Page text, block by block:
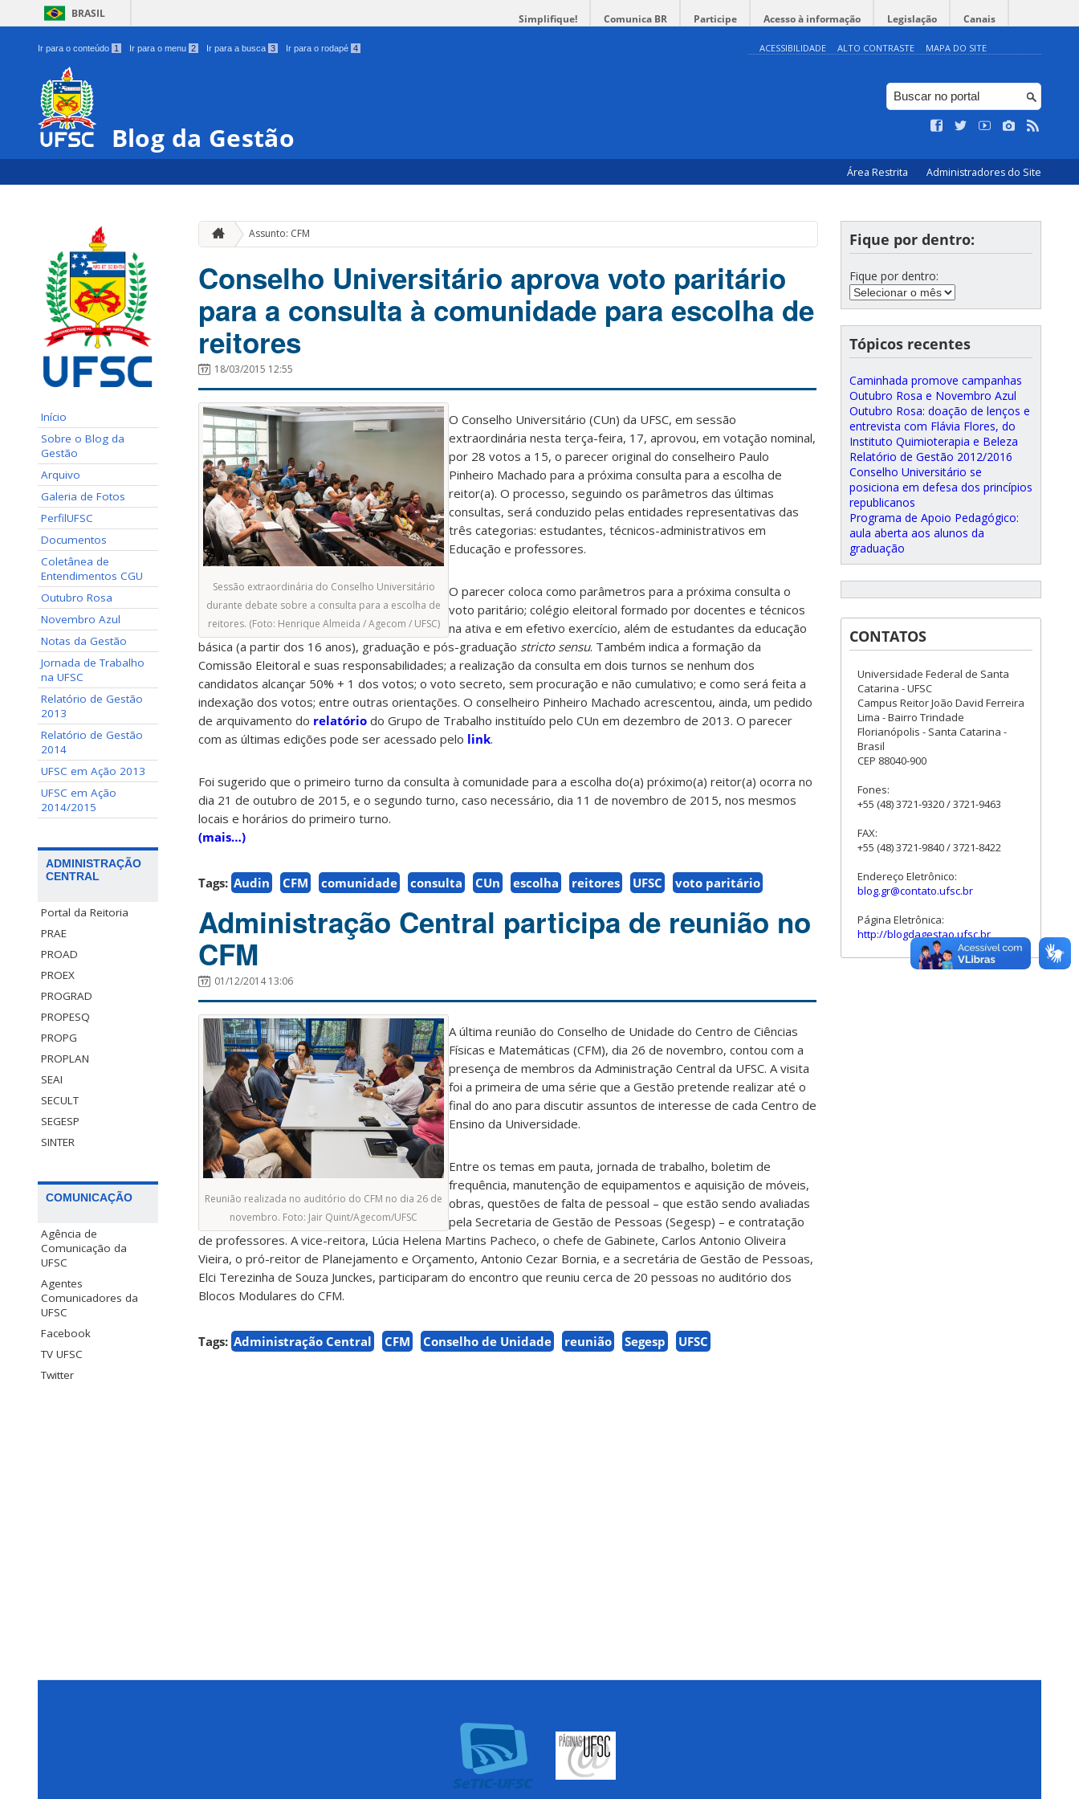
BRASIL Simplifique! Comunica BR Participe Acesso à informação Legislação Canais
Ir para o conteúdo 1 Ir para o menu 2 Ir para a busca 3 Ir para o rodapé 4 ACESSIBILIDADE ALTO CONTRASTE MAPA DO SITE
Blog da Gestão
Área Restrita Administradores do Site
Início
Sobre o Blog da
Gestão
Arquivo
Galeria de Fotos
PerfilUFSC
Documentos
Coletânea de
Entendimentos CGU
Outubro Rosa
Novembro Azul
Notas da Gestão
Jornada de Trabalho
na UFSC
Relatório de Gestão
2013
Relatório de Gestão
2014
UFSC em Ação 2013
UFSC em Ação
2014/2015
ADMINISTRAÇÃO
CENTRAL
Portal da Reitoria
PRAE
PROAD
PROEX
PROGRAD
PROPESQ
PROPG
PROPLAN
SEAI
SECULT
SEGESP
SINTER
COMUNICAÇÃO
Agência de
Comunicação da
UFSC
Agentes
Comunicadores da
UFSC
Facebook
TV UFSC
Twitter
Assunto: CFM
Conselho Universitário aprova voto paritário
para a consulta à comunidade para escolha de
reitores
18/03/2015 12:55
Sessão extraordinária do Conselho Universitário
durante debate sobre a consulta para a escolha de
reitores. (Foto: Henrique Almeida / Agecom / UFSC)
O Conselho Universitário (CUn) da UFSC, em sessão
extraordinária nesta terça-feira, 17, aprovou, em votação nominal,
por 28 votos a 15, o parecer original do conselheiro Paulo
Pinheiro Machado para a próxima consulta para a escolha de
reitor(a). O processo, seguindo os parâmetros das últimas
consultas, será conduzido pelas entidades representativas das
três categorias: estudantes, técnicos-administrativos em
Educação e professores.
O parecer coloca como parâmetros para a próxima consulta o
voto paritário; colégio eleitoral formado por docentes e técnicos
na ativa e em efetivo exercício, além de estudantes da educação
básica (a partir dos 16 anos), graduação e pós-graduação stricto sensu. Também indica a formação da
Comissão Eleitoral e suas responsabilidades; a realização da consulta em dois turnos se nenhum dos
candidatos alcançar 50% + 1 dos votos; o voto secreto, sem procuração e não cumulativo; e como será feita a
indexação dos votos; entre outras orientações. O conselheiro Pinheiro Machado acrescentou, ainda, um pedido
de arquivamento do relatório do Grupo de Trabalho instituído pelo CUn em dezembro de 2013. O parecer
com as últimas edições pode ser acessado pelo link.
Foi sugerido que o primeiro turno da consulta à comunidade para a escolha do(a) próximo(a) reitor(a) ocorra no
dia 21 de outubro de 2015, e o segundo turno, caso necessário, dia 11 de novembro de 2015, nos mesmos
locais e horários do primeiro turno.
(mais…)
Tags: Audin CFM comunidade consulta CUn escolha reitores UFSC voto paritário
Administração Central participa de reunião no
CFM
01/12/2014 13:06
Reunião realizada no auditório do CFM no dia 26 de
novembro. Foto: Jair Quint/Agecom/UFSC
A última reunião do Conselho de Unidade do Centro de Ciências
Físicas e Matemáticas (CFM), dia 26 de novembro, contou com a
presença de membros da Administração Central da UFSC. A visita
foi a primeira de uma série que a Gestão pretende realizar até o
final do ano para discutir assuntos de interesse de cada Centro de
Ensino da Universidade.
Entre os temas em pauta, jornada de trabalho, boletim de
frequência, manutenção de equipamentos e aquisição de móveis,
obras, questões de falta de pessoal – que estão sendo avaliadas
pela Secretaria de Gestão de Pessoas (Segesp) – e contratação
de professores. A vice-reitora, Lúcia Helena Martins Pacheco, o chefe de Gabinete, Carlos Antonio Oliveira
Vieira, o pró-reitor de Planejamento e Orçamento, Antonio Cezar Bornia, e a secretária de Gestão de Pessoas,
Elci Terezinha de Souza Junckes, participaram do encontro que reuniu cerca de 20 pessoas no auditório dos
Blocos Modulares do CFM.
Tags: Administração Central CFM Conselho de Unidade reunião Segesp UFSC
Fique por dentro:
Fique por dentro:
Tópicos recentes
Caminhada promove campanhas
Outubro Rosa e Novembro Azul
Outubro Rosa: doação de lenços e
entrevista com Flávia Flores, do
Instituto Quimioterapia e Beleza
Relatório de Gestão 2012/2016
Conselho Universitário se
posiciona em defesa dos princípios
republicanos
Programa de Apoio Pedagógico:
aula aberta aos alunos da
graduação
CONTATOS
Universidade Federal de Santa
Catarina - UFSC
Campus Reitor João David Ferreira
Lima - Bairro Trindade
Florianópolis - Santa Catarina -
Brasil
CEP 88040-900
Fones:
+55 (48) 3721-9320 / 3721-9463
FAX:
+55 (48) 3721-9840 / 3721-8422
Endereço Eletrônico:
blog.gr@contato.ufsc.br
Página Eletrônica:
http://blogdagestao.ufsc.br